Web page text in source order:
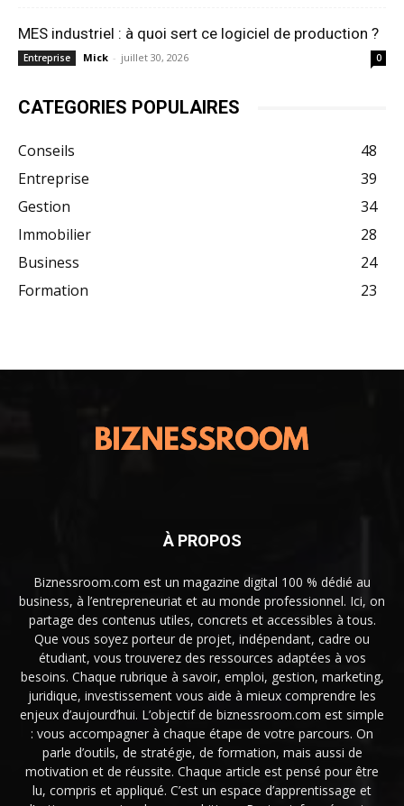
MES industriel : à quoi sert ce logiciel de production ?
Entreprise Mick - juillet 30, 2026 0
CATEGORIES POPULAIRES
Conseils
48
Entreprise
39
Gestion
34
Immobilier
28
Business
24
Formation
23
À PROPOS
Biznessroom.com est un magazine digital 100 % dédié au
business, à l’entrepreneuriat et au monde professionnel. Ici, on
partage des contenus utiles, concrets et accessibles à tous.
Que vous soyez porteur de projet, indépendant, cadre ou
étudiant, vous trouverez des ressources adaptées à vos
besoins. Chaque rubrique à savoir, emploi, gestion, marketing,
juridique, investissement vous aide à mieux comprendre les
enjeux d’aujourd’hui. L’objectif de biznessroom.com est simple
: vous accompagner à chaque étape de votre parcours. On
parle d’outils, de stratégie, de formation, mais aussi de
motivation et de réussite. Chaque article est pensé pour être
lu, compris et appliqué. C’est un espace d’apprentissage et